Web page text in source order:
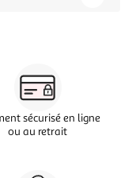
sécurisé en ligne
ou au retrait